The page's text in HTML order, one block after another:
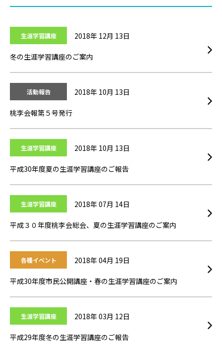
2025
2024
2023
2022
2020
2019
2018
2017
2016
2014
2013
2018年 12月 13日
生涯学習講座
冬の生涯学習講座のご案内
2018年 10月 13日
活動報告
桃李会報第５号発行
2018年 10月 13日
生涯学習講座
平成30年度夏の生涯学習講座のご報告
2018年 07月 14日
生涯学習講座
平成３０年度桃李会総会、夏の生涯学習講座のご案内
2018年 04月 19日
各種イベント
平成30年度市民公開講座・春の生涯学習講座のご案内
2018年 03月 12日
生涯学習講座
平成29年度冬の生涯学習講座のご報告